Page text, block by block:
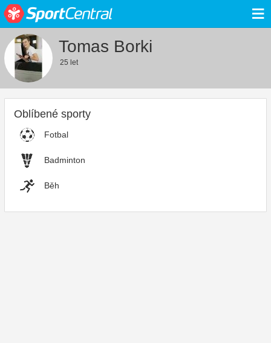
≡
Tomas Borki
25 let
Oblíbené sporty
Fotbal
Badminton
Běh